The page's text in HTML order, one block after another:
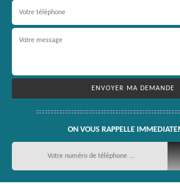
ON VOUS RAPPELLE